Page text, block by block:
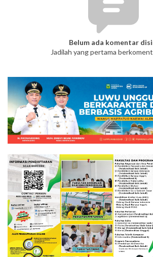
Belum ada komentar
Jadilah yang pertama